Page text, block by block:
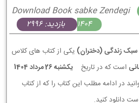
Download Book sabke Zendegi
1404
بازدید: 2996
سبک زندگی (دختران) یکی از کتاب های کلاس
است که در تاریخ
يكشنبه 26 مرداد 1404
در ادامه مطلب این کتاب را که از کتاب
دانلود کنید.